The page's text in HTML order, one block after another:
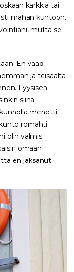
karkkia tai
mahan kuntoon.
mutta se
En vaadi
ja toisaalta
Fyysisen
siinä
menetti.
romahti
olin valmis
omaan
en jaksanut